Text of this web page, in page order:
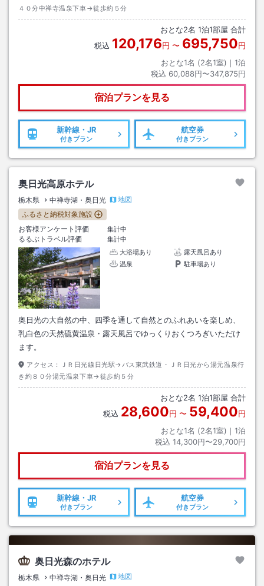
４０分中禅寺温泉下車→徒歩約５分
おとな2名 1泊1部屋 合計
税込 120,176円 〜 695,750円
おとな1名 (2名1室)｜ 1泊
税込 60,088円〜347,875円
宿泊プランを見る
新幹線・JR
付きプラン
航空券
付きプラン
奥日光高原ホテル
栃木県 中禅寺湖・奥日光
地図
ふるさと納税対象施設
お客様アンケート評価
集計中
るるぶトラベル評価
集計中
大浴場あり
露天風呂あり
温泉
駐車場あり
奥日光の大自然の中、四季を通して自然とのふれあいを楽しめ、
乳白色の天然硫黄温泉・露天風呂でゆっくりおくつろぎいただけ
ます。
アクセス：
ＪＲ日光線日光駅→バス東武鉄道・ＪＲ日光から湯元温泉行
き約８０分湯元温泉下車→徒歩約５分
おとな2名 1泊1部屋 合計
税込 28,600円 〜 59,400円
おとな1名 (2名1室)｜ 1泊
税込 14,300円〜29,700円
宿泊プランを見る
新幹線・JR
付きプラン
航空券
付きプラン
奥日光森のホテル
栃木県 中禅寺湖・奥日光
地図